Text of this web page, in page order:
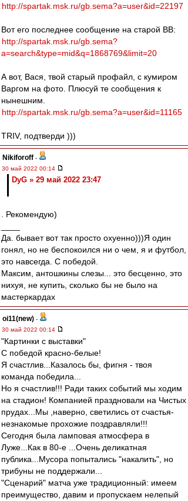
http://spartak.msk.ru/gb.sema?a=user&id=22197
Вот его последнее сообщение на старой ВВ:
http://spartak.msk.ru/gb.sema?
a=search&type=mid&q=1868769&limit=20
А вот, Вася, твой старый профайл, с кумиром
Варгом на фото. Плюсуй те сообщения к
нынешним.
http://spartak.msk.ru/gb.sema?a=user&id=11165
TRIV, подтверди )))
Nikiforoff -
30 май 2022 00:14
DyG » 29 май 2022 23:47
. Рекомендую)
Да. бывает вот так просто охуенно)))Я один
гонял, но не беспокоился ни о чем, я и футбол,
это навсегда. С победой.
Максим, антошкины слезы... это бесценно, это
нихуя, не купить, сколько бы не было на
мастеркардах
oi11(new) -
30 май 2022 00:14
"Картинки с выставки"
С победой красно-белые!
Я счастлив...Казалось бы, фигня - твоя
команда победила...
Но я счастлив!!! Ради таких событий мы ходим
на стадион! Компанией праздновали на Чистых
прудах...Мы ,наверно, светились от счастья-
незнакомые прохожие поздравляли!!!
Сегодня была ламповая атмосфера в
Луже...Как в 80-е ...Очень деликатная
публика...Мусора попытались "накалить", но
трибуны не поддержали...
"Сценарий" матча уже традиционный: имеем
преимущество, давим и пропускаем нелепый